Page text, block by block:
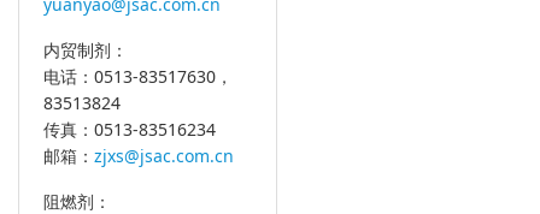
内贸制剂：
电话：0513-83517630，
83513824
传真：0513-83516234
邮箱： zjxs@jsac.com.cn
阻燃剂：